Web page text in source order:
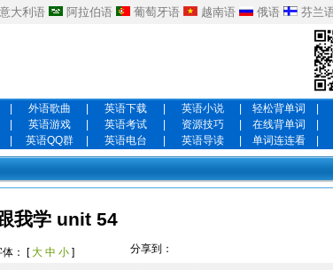
意大利语 阿拉伯语 葡萄牙语 越南语 俄语 芬兰
外语歌曲 英语下载 英语小说 轻松背单词
英语游戏 英语考试 资源技巧 在线背单词
英语QQ群 英语电台 英语导读 单词连连看
我学 unit 54
体： [大 中 小 ] 分享到：